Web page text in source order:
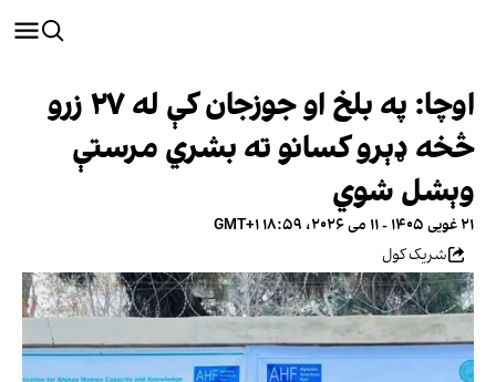
اوچا: په بلخ او جوزجان کې له ۲۷ زرو
څخه ډېرو کسانو ته بشري مرستې
وېشل شوي
۲۱ غویی ۱۴۰۵ - ۱۱ می ۲۰۲۶، ۱۸:۵۹ GMT+۱
شریک کول